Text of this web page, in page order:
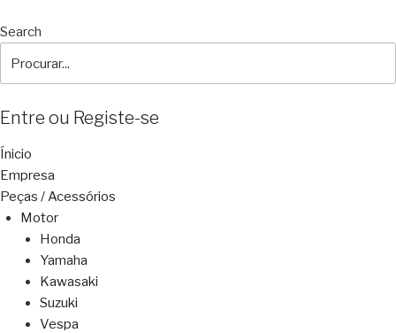
Search
Entre ou Registe-se
Ínicio
Empresa
Peças / Acessórios
Motor
Honda
Yamaha
Kawasaki
Suzuki
Vespa